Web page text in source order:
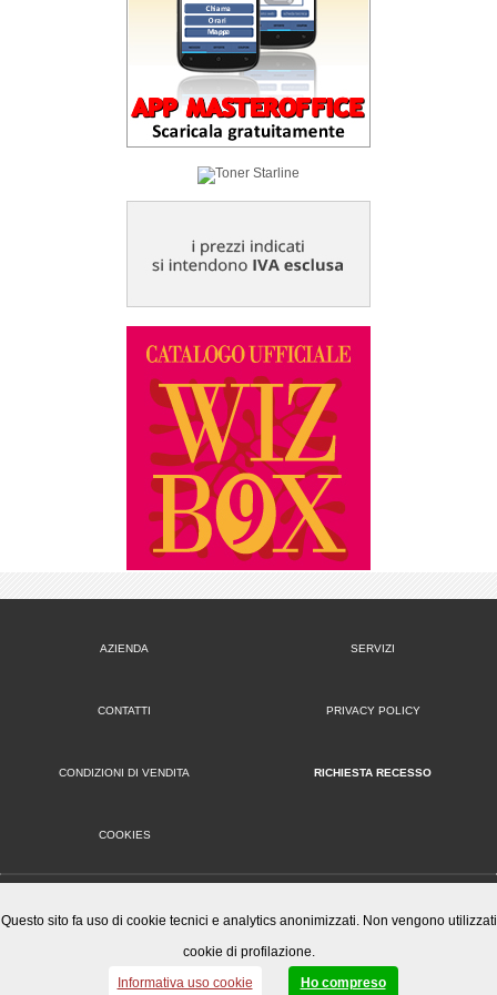
AZIENDA SERVIZI
CONTATTI PRIVACY POLICY
CONDIZIONI DI VENDITA RICHIESTA RECESSO
COOKIES
Mister Wizard S.r.l.
© 2014-15 Mister Wizard, tutti i diritti riservati. Logo Mister Wizard e altri marchi e loghi utilizzati in
questo sito sono di proprietà o concessi in licenza a Mister Wizard. reg. imp. C.F. e P.IVA
Questo sito fa uso di cookie tecnici e analytics anonimizzati. Non vengono utilizzati
cookie di profilazione.
Informativa uso cookie
Ho compreso